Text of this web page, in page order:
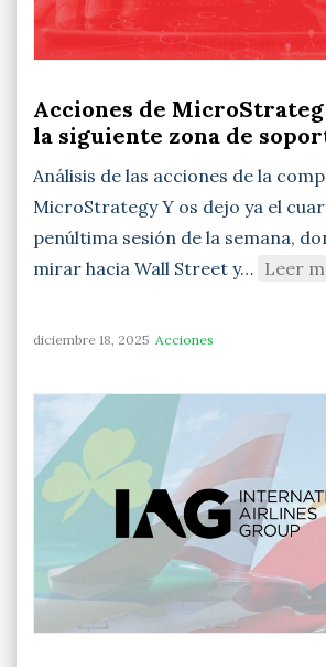
Acciones de
la siguiente zona de
Análisis de las acciones de la
MicroStrategy Y os dejo ya el
penúltima sesión de la semana,
mirar hacia Wall Street y… Leer
diciembre 18, 2025 Acciones